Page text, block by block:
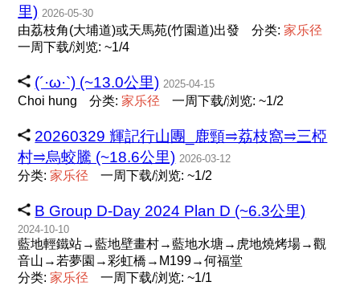
里) 2026-05-30
由荔枝角(大埔道)或天馬苑(竹園道)出發 分类:家乐径
一周下载/浏览: ~1/4
(´·ω·`) (~13.0公里) 2025-04-15
Choi hung 分类:家乐径 一周下载/浏览: ~1/2
20260329 輝記行山團_鹿頸⥤荔枝窩⥤三椏
村⥤烏蛟騰 (~18.6公里) 2026-03-12
分类:家乐径 一周下载/浏览: ~1/2
B Group D-Day 2024 Plan D (~6.3公里)
2024-10-10
藍地輕鐵站→藍地壁畫村→藍地水塘→虎地燒烤場→觀
音山→若夢園→彩虹橋→M199→何福堂
分类:家乐径 一周下载/浏览: ~1/1